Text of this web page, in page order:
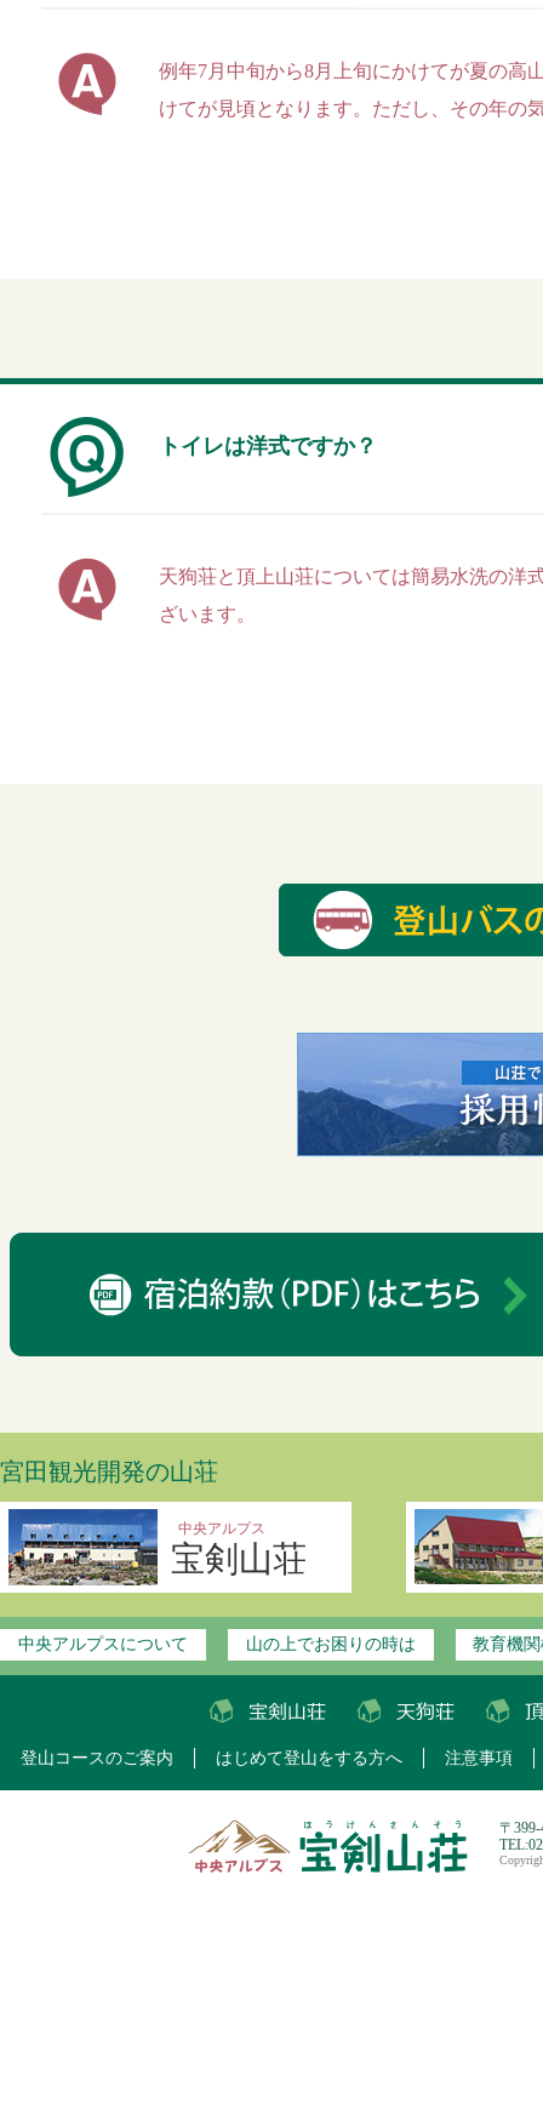
例年7月中旬から8月上旬にかけてが夏の高
けてが見頃となります。ただし、その年の
トイレは洋式ですか？
天狗荘と頂上山荘については簡易水洗の洋
ざいます。
宮田観光開発の山荘
中央アルプス
宝剣山荘
中央アルプスについて 山の上でお困りの時は 教育機
登山コースのご案内 はじめて登山をする方へ 注意事項
〒